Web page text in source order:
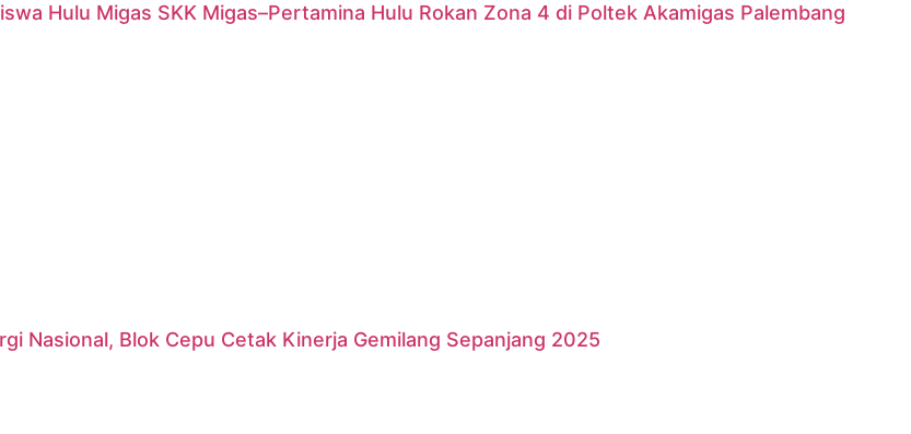
Hulu Migas SKK Migas–Pertamina Hulu Rokan Zona 4 di Poltek Akamigas Palembang
Nasional, Blok Cepu Cetak Kinerja Gemilang Sepanjang 2025